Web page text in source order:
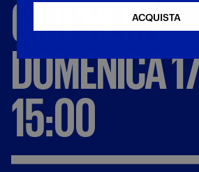
GIOCHERÀ
DOMENICA
15:00
ACQUISTA